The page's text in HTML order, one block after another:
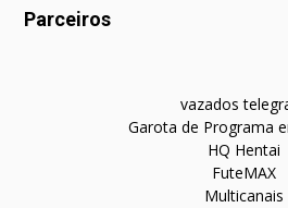
Parceiros
vazados
Garota de Programa
HQ Hentai
FuteMAX
Multicanais